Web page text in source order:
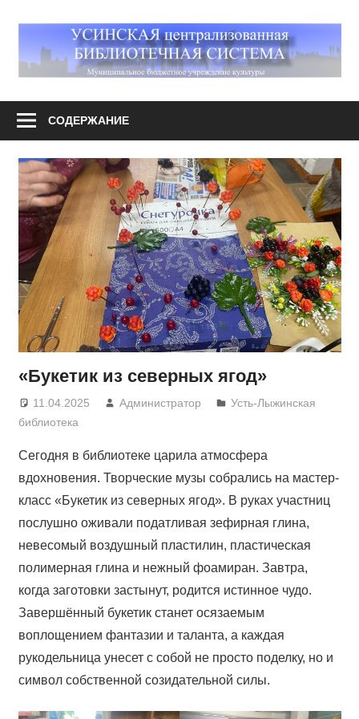
содержимому
централизованная
система
СОДЕРЖАНИЕ
«Букетик из северных ягод»
11.04.2025 Администратор
Усть-Лыжинская
библиотека
Сегодня в библиотеке царила атмосфера
вдохновения. Творческие музы собрались на мастер-
класс «Букетик из северных ягод». В руках участниц
послушно оживали податливая зефирная глина,
невесомый воздушный пластилин, пластическая
полимерная глина и нежный фоамиран. Завтра,
когда заготовки застынут, родится истинное чудо.
Завершённый букетик станет осязаемым
воплощением фантазии и таланта, а каждая
рукодельница унесет с собой не просто поделку, но и
символ собственной созидательной силы.